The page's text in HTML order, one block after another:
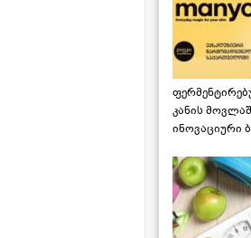
კანის
ინოვაციური